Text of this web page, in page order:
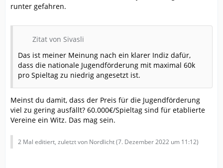
runter gefahren.
Zitat von Sivasli
Das ist meiner Meinung nach ein klarer Indiz dafür,
dass die nationale Jugendförderung mit maximal 60k
pro Spieltag zu niedrig angesetzt ist.
Meinst du damit, dass der Preis für die Jugendförderung
viel zu gering ausfällt? 60.000€/Spieltag sind für etablierte
Vereine ein Witz. Das mag sein.
2 Mal editiert, zuletzt von Nordlicht (7. Dezember 2022 um 11:12)